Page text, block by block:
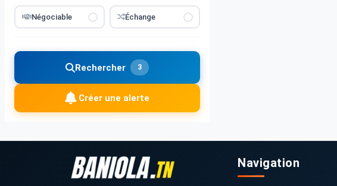
Négociable Échange
Rechercher 3
Créer une alerte
Navigation